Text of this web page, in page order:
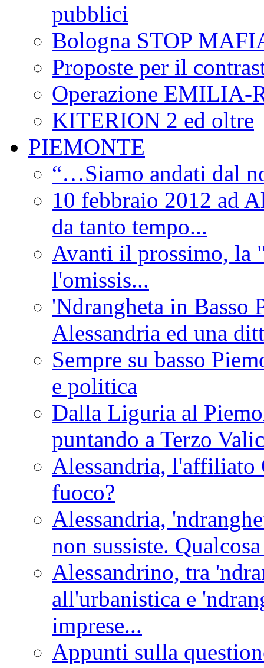
pubblici
Bologna STOP
Proposte per il
Operazione EMILIA-
KITERION 2 ed oltre
PIEMONTE
“…Siamo andati dal
10 febbraio 2012 ad
da tanto tempo...
Avanti il prossimo, la
l'omissis...
'Ndrangheta in Basso
Alessandria ed una
Sempre su basso
e politica
Dalla Liguria al
puntando a Terzo
Alessandria, l'affiliato
fuoco?
Alessandria,
non sussiste.
Alessandrino, tra
all'urbanistica e
imprese...
Appunti sulla